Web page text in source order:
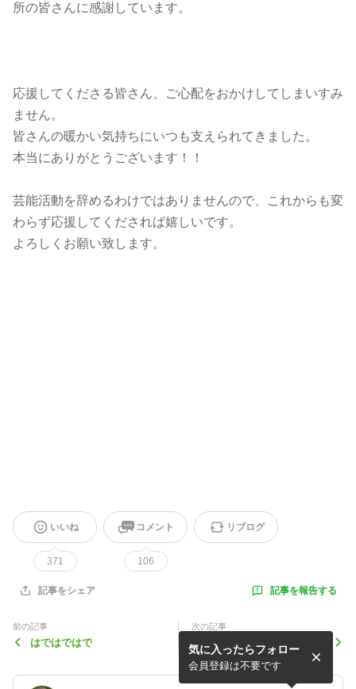
所の皆さんに感謝しています。
応援してくださる皆さん、ご心配をおかけしてしまいすみ
ません。
皆さんの暖かい気持ちにいつも支えられてきました。
本当にありがとうございます！！
芸能活動を辞めるわけではありませんので、これからも変
わらず応援してくだされば嬉しいです。
よろしくお願い致します。
いいね
371
コメント
106
リブログ
記事をシェア 記事を報告する
前の記事
はではではで
次の記事
よくなってきた♡
気に入ったらフォロー
会員登録は不要です